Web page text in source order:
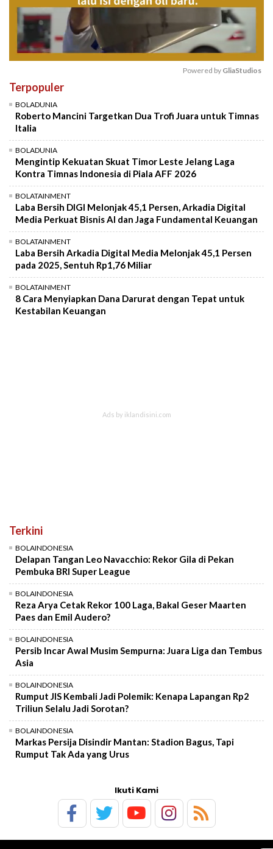
Powered by GliaStudios
Terpopuler
BOLADUNIA
Roberto Mancini Targetkan Dua Trofi Juara untuk Timnas
Italia
BOLADUNIA
Mengintip Kekuatan Skuat Timor Leste Jelang Laga
Kontra Timnas Indonesia di Piala AFF 2026
BOLATAINMENT
Laba Bersih DIGI Melonjak 45,1 Persen, Arkadia Digital
Media Perkuat Bisnis AI dan Jaga Fundamental Keuangan
BOLATAINMENT
Laba Bersih Arkadia Digital Media Melonjak 45,1 Persen
pada 2025, Sentuh Rp1,76 Miliar
BOLATAINMENT
8 Cara Menyiapkan Dana Darurat dengan Tepat untuk
Kestabilan Keuangan
Terkini
BOLAINDONESIA
Delapan Tangan Leo Navacchio: Rekor Gila di Pekan
Pembuka BRI Super League
BOLAINDONESIA
Reza Arya Cetak Rekor 100 Laga, Bakal Geser Maarten
Paes dan Emil Audero?
BOLAINDONESIA
Persib Incar Awal Musim Sempurna: Juara Liga dan Tembus
Asia
BOLAINDONESIA
Rumput JIS Kembali Jadi Polemik: Kenapa Lapangan Rp2
Triliun Selalu Jadi Sorotan?
BOLAINDONESIA
Markas Persija Disindir Mantan: Stadion Bagus, Tapi
Rumput Tak Ada yang Urus
Ikuti Kami